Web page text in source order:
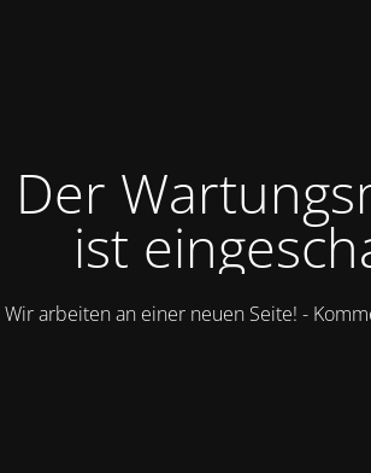
Der
ist
Wir arbeiten an einer neuen Seite! -